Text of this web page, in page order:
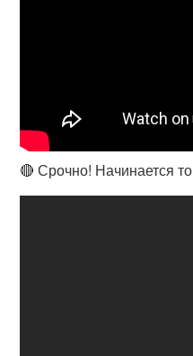
🔴 Срочно! Начинается